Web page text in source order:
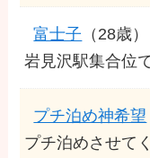
富士子 （28歳）
岩見沢駅集合位
プチ泊め神希望
プチ泊めさせて